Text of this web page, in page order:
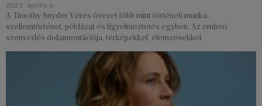
2023. április 6.
A Timothy Snyder Véres övezet több mint történeti munka:
szellemtörténet, példázat és figyelmeztetés egyben. Az emberi
szenvedés dokumentációja, térképekkel, elemzésekkel.